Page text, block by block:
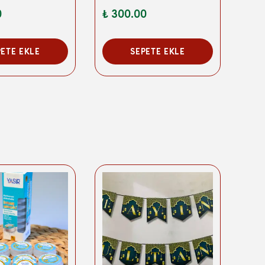
EKLE
₺ 300.00
SEPETE EKLE